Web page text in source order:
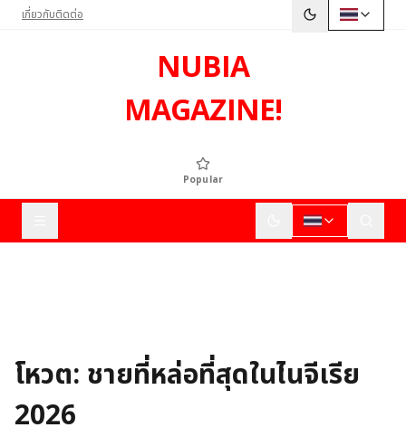
เกี่ยวกับติดต่อ
NUBIA
MAGAZINE!
Popular
โหวต: ชายที่หล่อที่สุดในไนจีเรีย
2026